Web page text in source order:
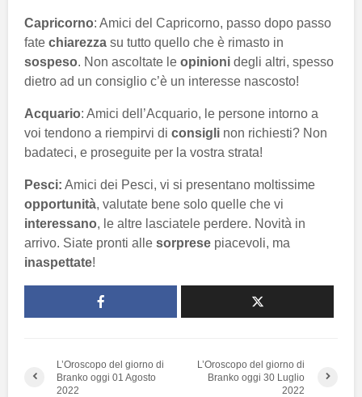
Capricorno: Amici del Capricorno, passo dopo passo
fate chiarezza su tutto quello che è rimasto in
sospeso. Non ascoltate le opinioni degli altri, spesso
dietro ad un consiglio c’è un interesse nascosto!
Acquario: Amici dell’Acquario, le persone intorno a
voi tendono a riempirvi di consigli non richiesti? Non
badateci, e proseguite per la vostra strata!
Pesci: Amici dei Pesci, vi si presentano moltissime
opportunità, valutate bene solo quelle che vi
interessano, le altre lasciatele perdere. Novità in
arrivo. Siate pronti alle sorprese piacevoli, ma
inaspettate!
L’Oroscopo del giorno di
Branko oggi 01 Agosto
2022
L’Oroscopo del giorno di
Branko oggi 30 Luglio
2022